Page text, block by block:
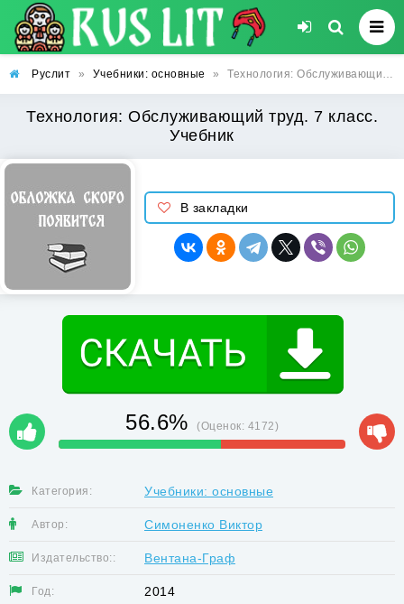
Руслит » Учебники: основные » Технология: Обслуживающий труд. 7 класс. Учебник
Технология: Обслуживающий труд. 7 класс.
Учебник
В закладки
56.6% (Оценок: 4172)
Категория: Учебники: основные
Автор: Симоненко Виктор
Издательство:: Вентана-Граф
Год: 2014